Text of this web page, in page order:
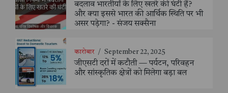
बदलाव भारतीयों के लिए खतरे की घंटी हैं?
और क्या इससे भारत की आर्थिक स्थिति पर भी
असर पड़ेगा? - संजय सक्सैना
कारोबार / September 22, 2025
जीएसटी दरों में कटौती — पर्यटन, परिवहन
और सांस्कृतिक क्षेत्रों को मिलेगा बड़ा बल